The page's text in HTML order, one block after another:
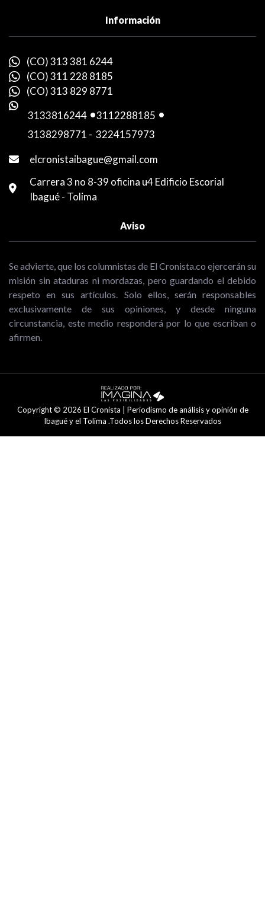
Información
(CO) 313 381 6244
(CO) 311 228 8185
(CO) 313 829 8771
3133816244 -3112288185 -
3138298771 - 3224157973
elcronistaibague@gmail.com
Carrera 3 no 8-39 oficina u4 Edificio Escorial
Ibagué - Tolima
Aviso
Se advierte, que los columnistas de El Cronista.co ejercerán su
misión sin ataduras ni mordazas, pero guardando el debido
respeto en sus artículos. Solo ellos, serán responsables
exclusivamente de sus opiniones, y desde ninguna
circunstancia, este medio responderá por lo que escriban o
afirmen.
Copyright © 2026 El Cronista | Periodismo de análisis y opinión de
Ibagué y el Tolima .Todos los Derechos Reservados